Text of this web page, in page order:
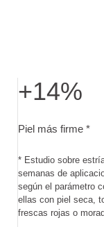
+14%
Piel más firme *
* Estudio sobre
semanas de
según el parámetro
ellas con piel seca,
frescas rojas o